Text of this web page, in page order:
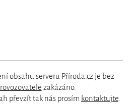
obsahu serveru Příroda.cz je bez
zakázáno.
převzít tak nás prosím kontaktujte.